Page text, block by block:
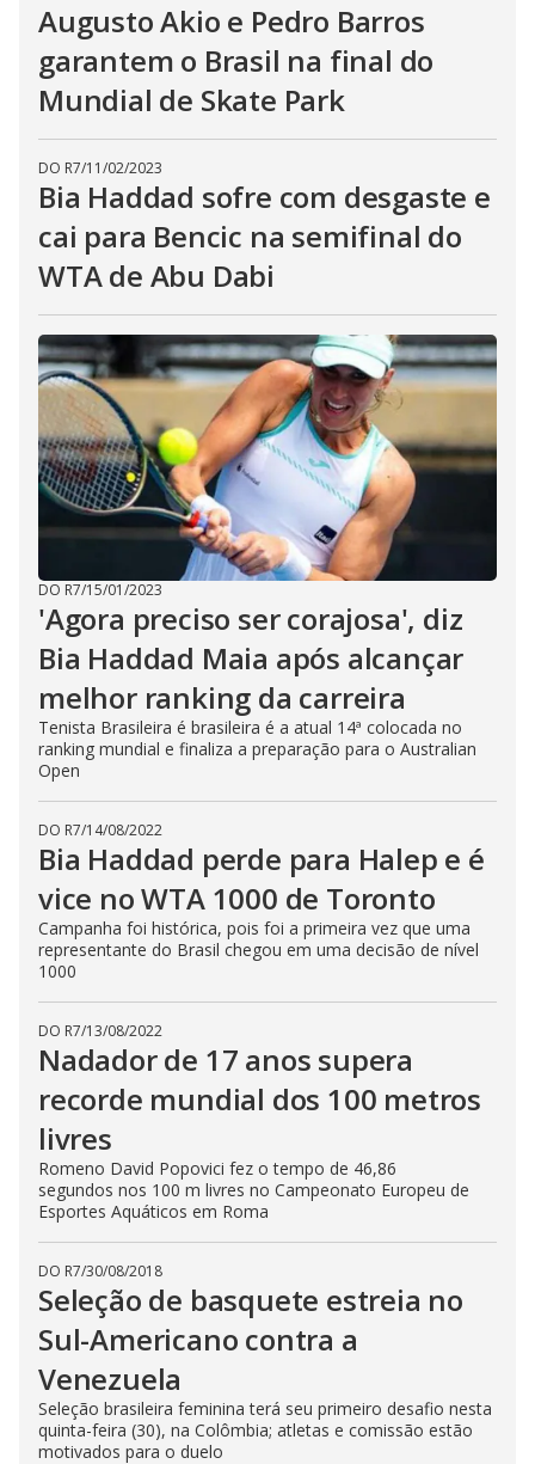
Augusto Akio e Pedro Barros
garantem o Brasil na final do
Mundial de Skate Park
DO R7/11/02/2023
Bia Haddad sofre com desgaste e
cai para Bencic na semifinal do
WTA de Abu Dabi
DO R7/15/01/2023
'Agora preciso ser corajosa', diz
Bia Haddad Maia após alcançar
melhor ranking da carreira
Tenista Brasileira é brasileira é a atual 14ª colocada no
ranking mundial e finaliza a preparação para o Australian
Open
DO R7/14/08/2022
Bia Haddad perde para Halep e é
vice no WTA 1000 de Toronto
Campanha foi histórica, pois foi a primeira vez que uma
representante do Brasil chegou em uma decisão de nível
1000
DO R7/13/08/2022
Nadador de 17 anos supera
recorde mundial dos 100 metros
livres
Romeno David Popovici fez o tempo de 46,86
segundos nos 100 m livres no Campeonato Europeu de
Esportes Aquáticos em Roma
DO R7/30/08/2018
Seleção de basquete estreia no
Sul-Americano contra a
Venezuela
Seleção brasileira feminina terá seu primeiro desafio nesta
quinta-feira (30), na Colômbia; atletas e comissão estão
motivados para o duelo